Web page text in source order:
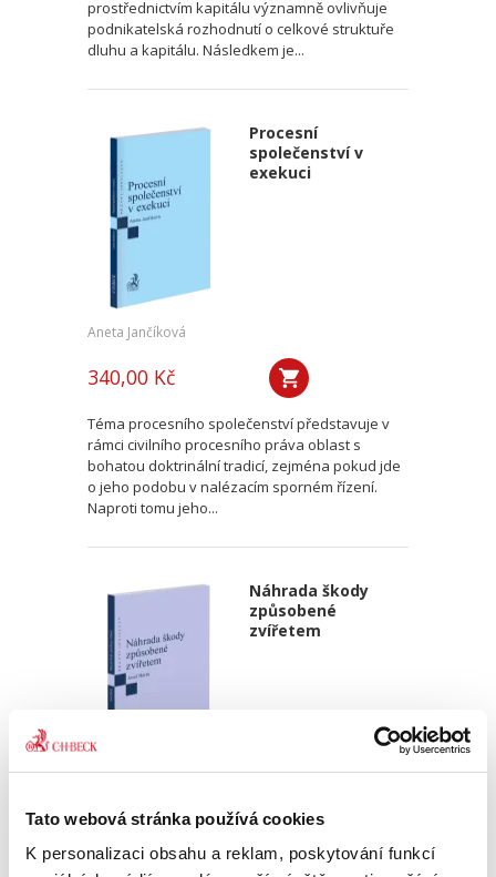
Tato webová stránka používá cookies
K personalizaci obsahu a reklam, poskytování funkcí
prostřednictvím kapitálu významně ovlivňuje
podnikatelská rozhodnutí o celkové struktuře
dluhu a kapitálu. Následkem je...
Procesní
společenství v
exekuci
Aneta Jančíková
340,00 Kč
Téma procesního společenství představuje v
rámci civilního procesního práva oblast s
bohatou doktrinální tradicí, zejména pokud jde
o jeho podobu v nalézacím sporném řízení.
Naproti tomu jeho...
Náhrada škody
způsobené
zvířetem